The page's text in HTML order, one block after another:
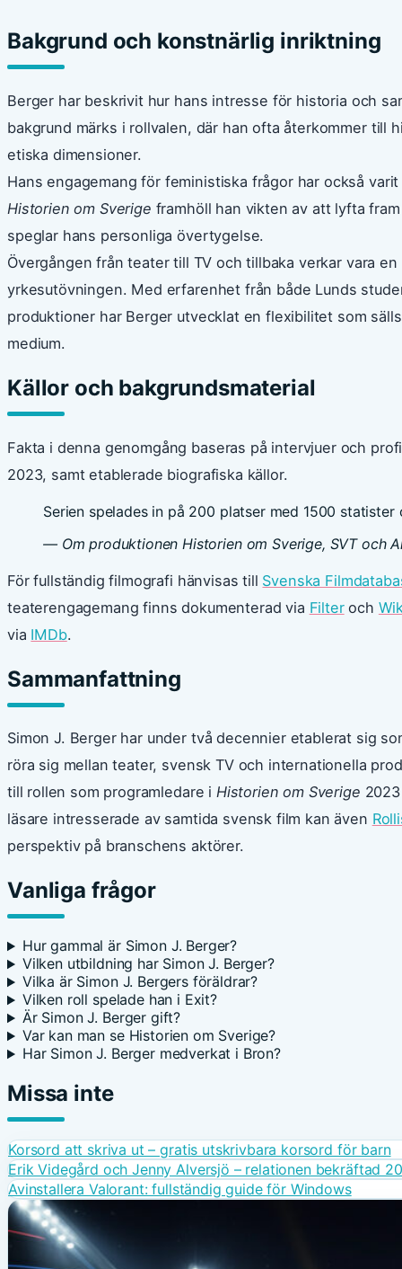
Bakgrund och konstnärlig inriktning
Berger har beskrivit hur hans intresse för historia och
bakgrund märks i rollvalen, där han ofta återkommer till
etiska dimensioner.
Hans engagemang för feministiska frågor har också
Historien om Sverige framhöll han vikten av att lyfta
speglar hans personliga övertygelse.
Övergången från teater till TV och tillbaka verkar vara
yrkesutövningen. Med erfarenhet från både Lunds
produktioner har Berger utvecklat en flexibilitet som
medium.
Källor och bakgrundsmaterial
Fakta i denna genomgång baseras på intervjuer och
2023, samt etablerade biografiska källor.
Serien spelades in på 200 platser med 1500
— Om produktionen Historien om Sverige, SVT och
För fullständig filmografi hänvisas till Svenska
teaterengagemang finns dokumenterad via Filteroch
via IMDb.
Sammanfattning
Simon J. Berger har under två decennier etablerat sig
röra sig mellan teater, svensk TV och internationella
till rollen som programledare i Historien om Sverige
läsare intresserade av samtida svensk film kan även
perspektiv på branschens aktörer.
Vanliga frågor
Hur gammal är Simon J. Berger?
Vilken utbildning har Simon J. Berger?
Vilka är Simon J. Bergers föräldrar?
Vilken roll spelade han i Exit?
Är Simon J. Berger gift?
Var kan man se Historien om Sverige?
Har Simon J. Berger medverkat i Bron?
Missa inte
Korsord att skriva ut – gratis utskrivbara korsord för barn
Erik Videgård och Jenny Alversjö – relationen bekräftad
Avinstallera Valorant: fullständig guide för Windows